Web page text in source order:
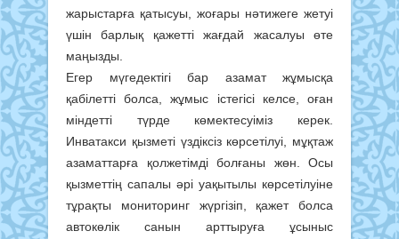
жарыстарға қатысуы, жоғары нәтижеге жетуі
үшін барлық қажетті жағдай жасалуы өте
маңызды.
Егер мүгедектігі бар азамат жұмысқа
қабілетті болса, жұмыс істегісі келсе, оған
міндетті түрде көмектесуіміз керек.
Инватакси қызметі үздіксіз көрсетілуі, мұқтаж
азаматтарға қолжетімді болғаны жөн. Осы
қызметтің сапалы әрі уақытылы көрсетілуіне
тұрақты мониторинг жүргізіп, қажет болса
автокөлік санын арттыруға ұсыныс